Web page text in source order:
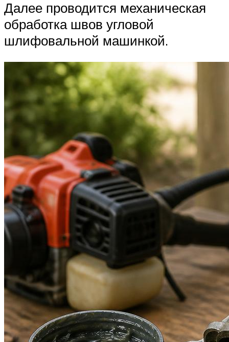
Далее проводится механическая
обработка швов угловой
шлифовальной машинкой.